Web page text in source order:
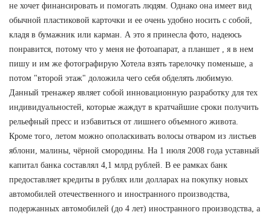
не хочет финансировать и помогать людям. Однако она имеет вид
обычной пластиковой карточки и ее очень удобно носить с собой,
кладя в бумажник или карман. А это я принесла фото, надеюсь
понравится, потому что у меня не фотоапарат, а планшет , я в нем
пишу и им же фотографирую Хотела взять тарелочку поменьше, а
потом "второй этаж" доложила чего себя обделять любимую.
Данный тренажер являет собой инновационную разработку для тех
индивидуальностей, которые жаждут в кратчайшие сроки получить
рельефный пресс и избавиться от лишнего объемного живота.
Кроме того, летом можно ополаскивать волосы отваром из листьев
яблони, малины, чёрной смородины. На 1 июля 2008 года уставный
капитал банка составлял 4,1 млрд рублей. В ее рамках банк
предоставляет кредиты в рублях или долларах на покупку новых
автомобилей отечественного и иностранного производства,
подержанных автомобилей (до 4 лет) иностранного производства, а